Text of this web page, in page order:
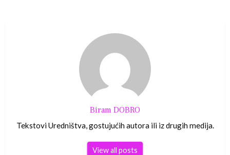
Biram DOBRO
Tekstovi Uredništva, gostujućih autora ili iz drugih medija.
View all posts